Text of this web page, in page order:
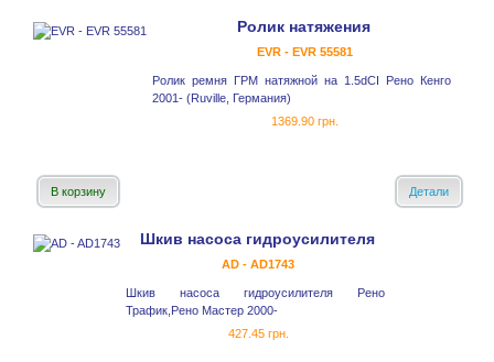
Ролик натяжения
EVR - EVR 55581
Ролик ремня ГРМ натяжной на 1.5dCI Рено Кенго
2001- (Ruville, Германия)
1369.90 грн.
В корзину Детали
Шкив насоса гидроусилителя
AD - AD1743
Шкив насоса гидроусилителя Рено
Трафик,Рено Мастер 2000-
427.45 грн.